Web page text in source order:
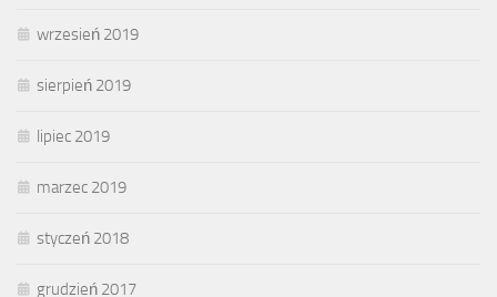
wrzesień 2019
sierpień 2019
lipiec 2019
marzec 2019
styczeń 2018
grudzień 2017